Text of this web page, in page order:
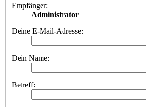
Empfänger:
Administrator
Deine E-Mail-Adresse:
Dein Name:
Betreff: